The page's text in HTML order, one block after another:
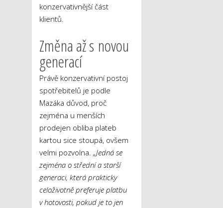
konzervativnější část
klientů.
Změna až s novou
generací
Právě konzervativní postoj
spotřebitelů je podle
Mazáka důvod, proč
zejména u menších
prodejen obliba plateb
kartou sice stoupá, ovšem
velmi pozvolna. „Jedná se
zejména o střední a starší
generaci, která prakticky
celoživotně preferuje platbu
v hotovosti, pokud je to jen